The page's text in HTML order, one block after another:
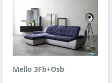
Mello 3Fb+Osb